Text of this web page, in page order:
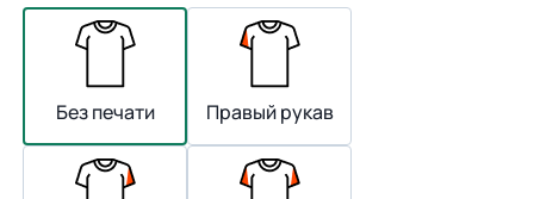
Без печати Правый рукав